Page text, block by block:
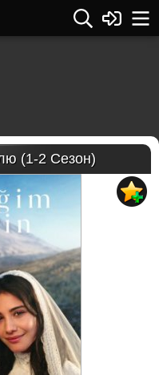
(1-2 Сезон)